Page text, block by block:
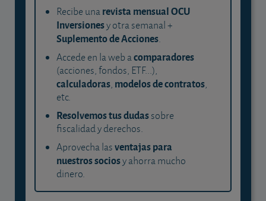
Recibe unarevista mensual OCU
Inversionesy otra semanal +
Suplemento de Acciones.
Accede en la web acomparadores
(acciones, fondos, ETF...),
calculadoras, modelos de contratos,
etc.
Resolvemos tus dudassobre
fiscalidad y derechos.
Aprovecha lasventajas para
nuestros sociosy ahorra mucho
dinero.